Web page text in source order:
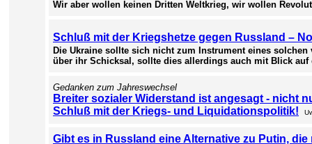
Wir aber wollen keinen Dritten Weltkrieg, wir wollen
Schluß mit der Kriegshetze gegen Russland –
Die Ukraine sollte sich nicht zum Instrument eines
über ihr Schicksal, sollte dies allerdings auch mit Blick
Gedanken zum Jahreswechsel
Breiter sozialer Widerstand ist angesagt - nicht
Schluß mit der Kriegs- und Liquidationspolitik!
Gibt es in Russland eine Alternative zu Putin,